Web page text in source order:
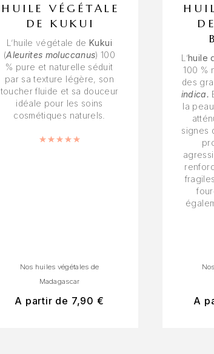
HUILE VÉGÉTALE
DE KUKUI
L’huile végétale deKukui
(Aleurites moluccanus) 100
% pure et naturelle séduit
par sa texture légère, son
toucher fluide et sa douceur
idéale pour les soins
cosmétiques naturels.
Note
Nos huiles végétales de
Madagascar
A partir de 7,90 €
L’huile
100 %
des
indica.
la
signes
A